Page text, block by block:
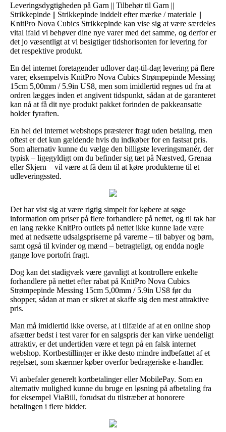
Leveringsdygtigheden på Garn || Tilbehør til Garn ||
Strikkepinde || Strikkepinde inddelt efter mærke / materiale ||
KnitPro Nova Cubics Strikkepinde kan vise sig at være særdeles
vital ifald vi behøver dine nye varer med det samme, og derfor er
det jo væsentligt at vi besigtiger tidshorisonten for levering for
det respektive produkt.
En del internet foretagender udlover dag-til-dag levering på flere
varer, eksempelvis KnitPro Nova Cubics Strømpepinde Messing
15cm 5,00mm / 5.9in US8, men som imidlertid regnes ud fra at
ordren lægges inden et angivent tidspunkt, sådan at de garanteret
kan nå at få dit nye produkt pakket forinden de pakkeansatte
holder fyraften.
En hel del internet webshops præsterer fragt uden betaling, men
oftest er det kun gældende hvis du indkøber for en fastsat pris.
Som alternativ kunne du vælge den billigste leveringsmanér, der
typisk – ligegyldigt om du befinder sig tæt på Næstved, Grenaa
eller Skjern – vil være at få dem til at køre produkterne til et
udleveringssted.
Det har vist sig at være rigtig simpelt for købere at søge
information om priser på flere forhandlere på nettet, og til tak har
en lang række KnitPro outlets på nettet ikke kunne lade være
med at nedsætte udsalgspriserne på varerne – til babyer og børn,
samt også til kvinder og mænd – betragteligt, og endda nogle
gange love portofri fragt.
Dog kan det stadigvæk være gavnligt at kontrollere enkelte
forhandlere på nettet efter rabat på KnitPro Nova Cubics
Strømpepinde Messing 15cm 5,00mm / 5.9in US8 før du
shopper, sådan at man er sikret at skaffe sig den mest attraktive
pris.
Man må imidlertid ikke overse, at i tilfælde af at en online shop
afsætter bedst i test varer for en salgspris der kan virke uendeligt
attraktiv, er det undertiden være et tegn på en falsk internet
webshop. Kortbestillinger er ikke desto mindre indbefattet af et
regelsæt, som skærmer køber overfor bedrageriske e-handler.
Vi anbefaler generelt kortbetalinger eller MobilePay. Som en
alternativ mulighed kunne du bruge en løsning på afbetaling fra
for eksempel ViaBill, forudsat du tilstræber at honorere
betalingen i flere bidder.